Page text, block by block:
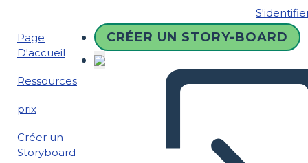
Page
D'accueil
Ressources
prix
Créer un
Storyboard
CRÉER UN STORY-BOARD